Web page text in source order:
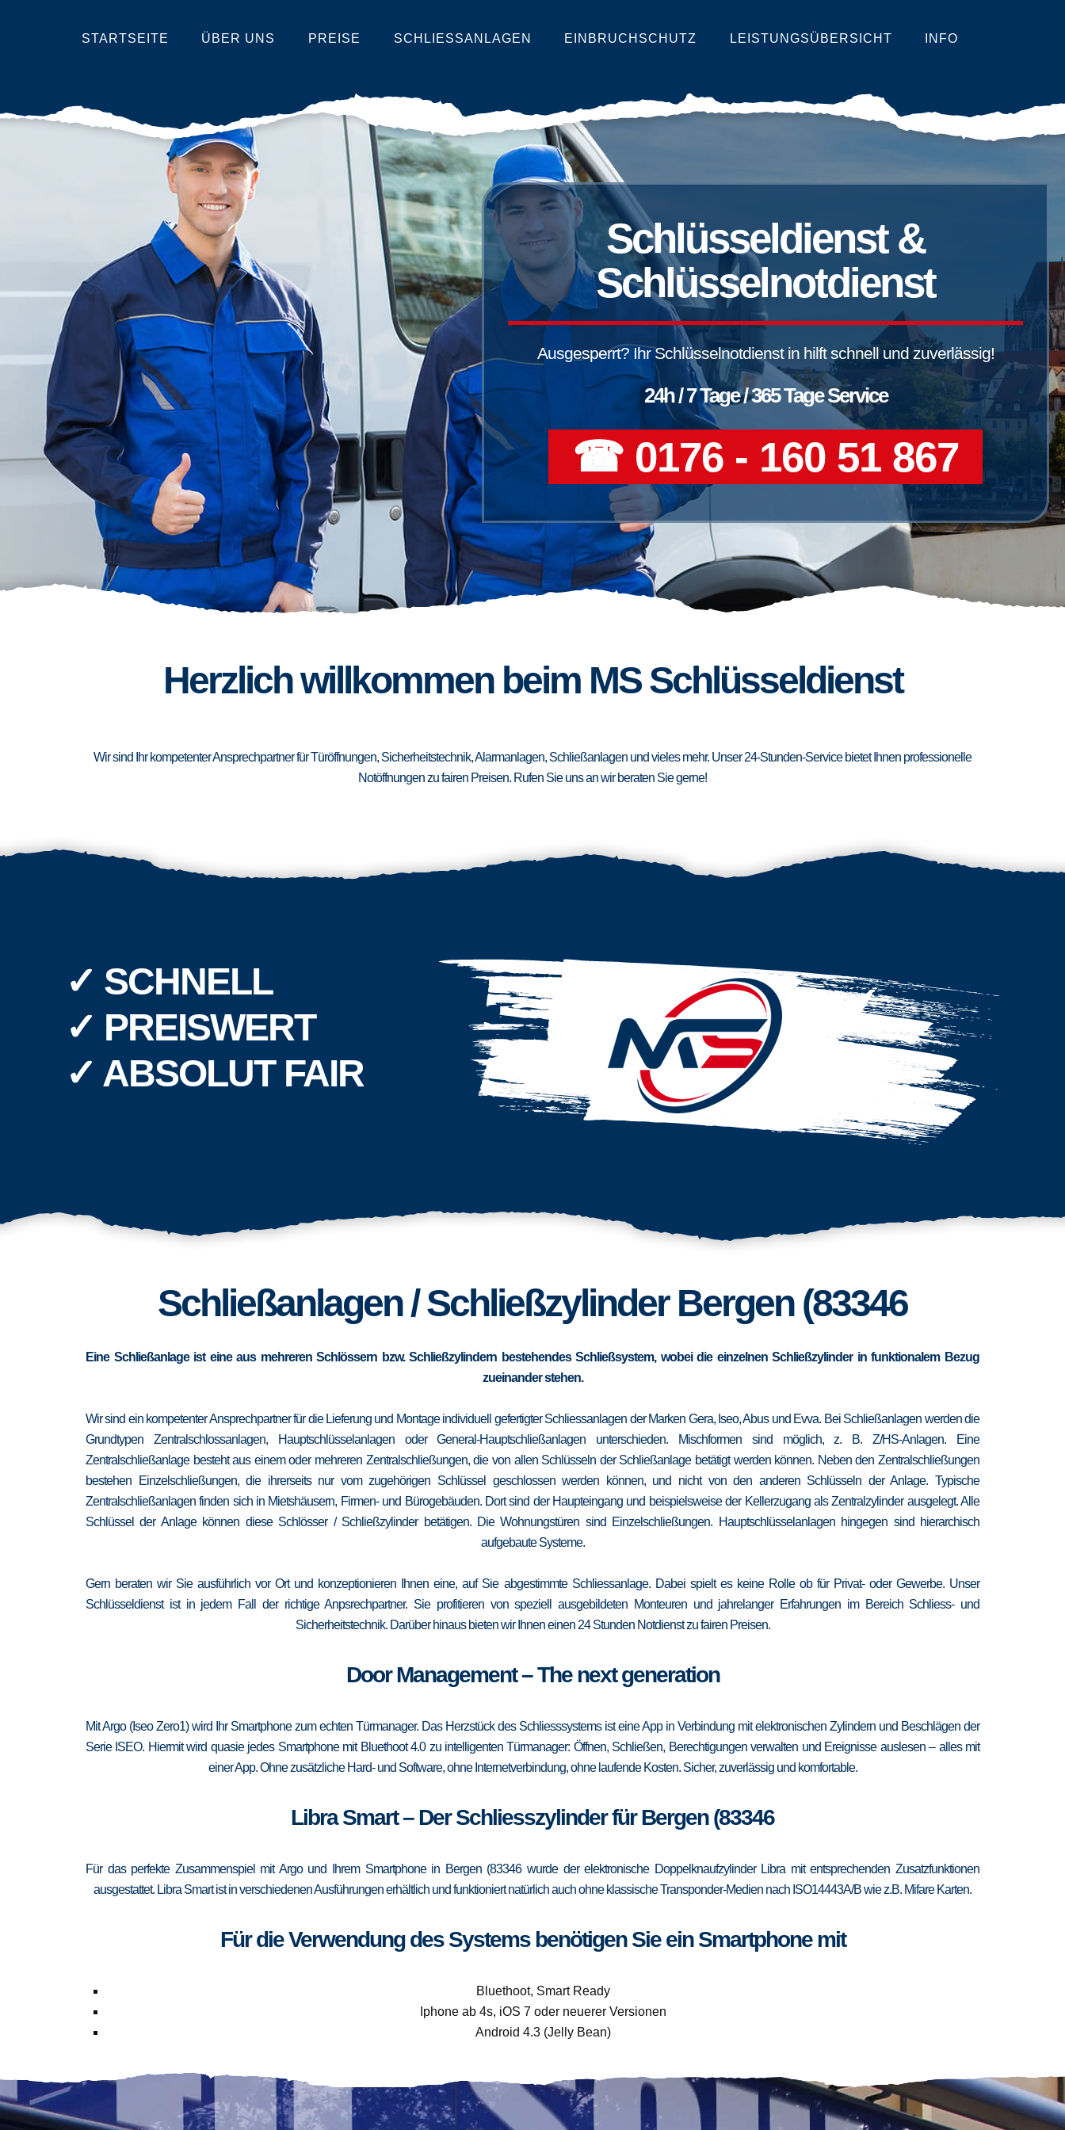
STARTSEITE ÜBER UNS PREISE SCHLIESSANLAGEN EINBRUCHSCHUTZ LEISTUNGSÜBERSICHT INFO
Schlüsseldienst &
Schlüsselnotdienst
Ausgesperrt? Ihr Schlüsselnotdienst in hilft schnell und zuverlässig!
24h / 7 Tage / 365 Tage Service
☎ 0176 - 160 51 867
Herzlich willkommen beim MS Schlüsseldienst
Wir sind Ihr kompetenter Ansprechpartner für Türöffnungen, Sicherheitstechnik, Alarmanlagen, Schließanlagen und vieles mehr. Unser 24-Stunden-Service bietet Ihnen professionelle
Notöffnungen zu fairen Preisen. Rufen Sie uns an wir beraten Sie gerne!
✓ SCHNELL
✓ PREISWERT
✓ ABSOLUT FAIR
Schließanlagen / Schließzylinder Bergen (83346
Eine Schließanlage ist eine aus mehreren Schlössern bzw. Schließzylindern bestehendes Schließsystem, wobei die einzelnen Schließzylinder in funktionalem Bezug
zueinander stehen.
Wir sind ein kompetenter Ansprechpartner für die Lieferung und Montage individuell gefertigter Schliessanlagen der Marken Gera, Iseo, Abus und Evva. Bei Schließanlagen werden die
Grundtypen Zentralschlossanlagen, Hauptschlüsselanlagen oder General-Hauptschließanlagen unterschieden. Mischformen sind möglich, z. B. Z/HS-Anlagen. Eine
Zentralschließanlage besteht aus einem oder mehreren Zentralschließungen, die von allen Schlüsseln der Schließanlage betätigt werden können. Neben den Zentralschließungen
bestehen Einzelschließungen, die ihrerseits nur vom zugehörigen Schlüssel geschlossen werden können, und nicht von den anderen Schlüsseln der Anlage. Typische
Zentralschließanlagen finden sich in Mietshäusern, Firmen- und Bürogebäuden. Dort sind der Haupteingang und beispielsweise der Kellerzugang als Zentralzylinder ausgelegt. Alle
Schlüssel der Anlage können diese Schlösser / Schließzylinder betätigen. Die Wohnungstüren sind Einzelschließungen. Hauptschlüsselanlagen hingegen sind hierarchisch
aufgebaute Systeme.
Gern beraten wir Sie ausführlich vor Ort und konzeptionieren Ihnen eine, auf Sie abgestimmte Schliessanlage. Dabei spielt es keine Rolle ob für Privat- oder Gewerbe. Unser
Schlüsseldienst ist in jedem Fall der richtige Anpsrechpartner. Sie profitieren von speziell ausgebildeten Monteuren und jahrelanger Erfahrungen im Bereich Schliess- und
Sicherheitstechnik. Darüber hinaus bieten wir Ihnen einen 24 Stunden Notdienst zu fairen Preisen.
Door Management – The next generation
Mit Argo (Iseo Zero1) wird Ihr Smartphone zum echten Türmanager. Das Herzstück des Schliesssystems ist eine App in Verbindung mit elektronischen Zylindern und Beschlägen der
Serie ISEO. Hiermit wird quasie jedes Smartphone mit Bluethoot 4.0 zu intelligenten Türmanager: Öffnen, Schließen, Berechtigungen verwalten und Ereignisse auslesen – alles mit
einer App. Ohne zusätzliche Hard- und Software, ohne Internetverbindung, ohne laufende Kosten. Sicher, zuverlässig und komfortable.
Libra Smart – Der Schliesszylinder für Bergen (83346
Für das perfekte Zusammenspiel mit Argo und Ihrem Smartphone in Bergen (83346 wurde der elektronische Doppelknaufzylinder Libra mit entsprechenden Zusatzfunktionen
ausgestattet. Libra Smart ist in verschiedenen Ausführungen erhältlich und funktioniert natürlich auch ohne klassische Transponder-Medien nach ISO14443A/B wie z.B. Mifare Karten.
Für die Verwendung des Systems benötigen Sie ein Smartphone mit
Bluethoot, Smart Ready
Iphone ab 4s, iOS 7 oder neuerer Versionen
Android 4.3 (Jelly Bean)